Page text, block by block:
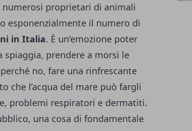
proprietari di animali
esponenzialmente il numero di
in Italia. È un’emozione poter
prendere a morsi le
no, fare una rinfrescante
che l’acqua del mare può fargli
problemi respiratori e dermatiti.
una cosa di fondamentale